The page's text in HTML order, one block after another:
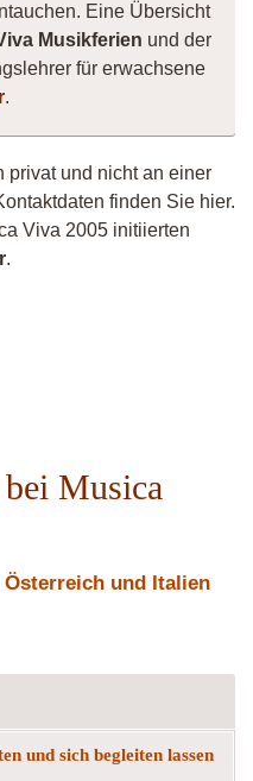
Eine Übersicht
Musikferien und der
für erwachsene
.
privat und nicht an einer
finden Sie hier.
Viva 2005 initiierten
.
Musica
und Italien
und sich begleiten lassen